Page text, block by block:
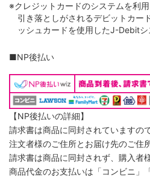
※クレジットカードのシステムを利
引き落としがされるデビットカー
ッシュカードを使用したJ-Debitシ
■NP後払い
【NP後払いの詳細】
請求書は商品に同封されていますの
注文者様のご住所とお届け先のご住
請求書は商品に同封されず、購入者
商品代金のお支払いは「コンビニ」